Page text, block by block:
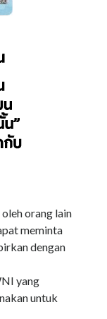
orang lain
meminta
dengan
yang
untuk